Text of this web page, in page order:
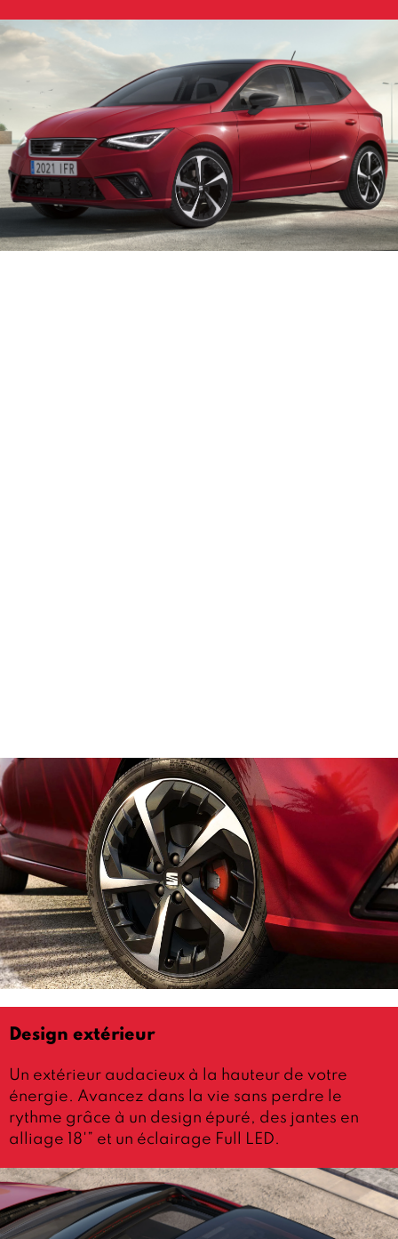
Design extérieur
Un extérieur audacieux à la hauteur de votre
énergie. Avancez dans la vie sans perdre le
rythme grâce à un design épuré, des jantes en
alliage 18'” et un éclairage Full LED.